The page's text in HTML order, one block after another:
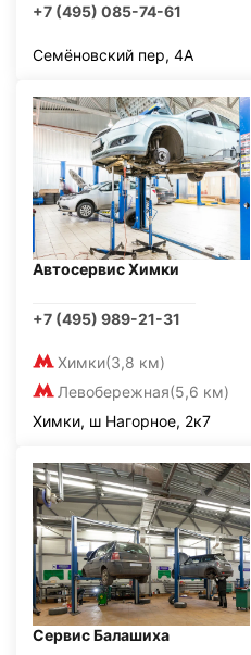
+7 (495) 085-74-61
Семёновский пер, 4А
Автосервис Химки
+7 (495) 989-21-31
Химки(3,8 км)
Левобережная(5,6 км)
Химки, ш Нагорное, 2к7
Сервис Балашиха